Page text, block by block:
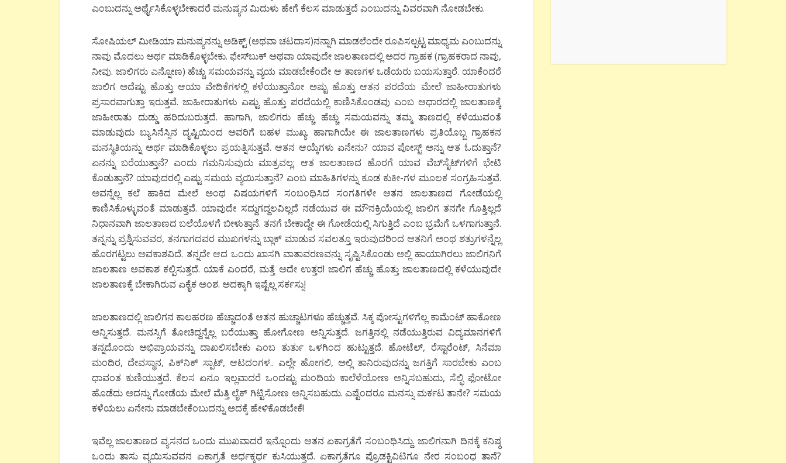
ಎಂಬುದನ್ನು ಅರ್ಥೈಸಿಕೊಳ್ಳಬೇಕಾದರೆ ಮನುಷ್ಯನ ಮಿದುಳು ಹೇಗೆ ಕೆಲಸ ಮಾಡುತ್ತದೆ ಎಂಬುದನ್ನು ವಿವರವಾಗಿ ನೋಡಬೇಕು.
ಸೋಷಿಯಲ್ ಮೀಡಿಯಾ ಮನುಷ್ಯನನ್ನು ಅಡಿಕ್ಟ್ (ಅಥವಾ ಚಟದಾಸ)ನನ್ನಾಗಿ ಮಾಡಲೆಂದೇ ರೂಪಿಸಲ್ಪಟ್ಟ ಮಾಧ್ಯಮ ಎಂಬುದನ್ನು
ನಾವು ಮೊದಲು ಅರ್ಥ ಮಾಡಿಕೊಳ್ಳಬೇಕು. ಫೇಸ್‍ಬುಕ್ ಅಥವಾ ಯಾವುದೇ ಜಾಲತಾಣದಲ್ಲಿ ಅದರ ಗ್ರಾಹಕ (ಗ್ರಾಹಕರಾದ ನಾವು,
ನೀವು. ಜಾಲಿಗರು ಎನ್ನೋಣ) ಹೆಚ್ಚು ಸಮಯವನ್ನು ವ್ಯಯ ಮಾಡಬೇಕೆಂದೇ ಆ ತಾಣಗಳ ಒಡೆಯರು ಬಯಸುತ್ತಾರೆ. ಯಾಕೆಂದರೆ
ಜಾಲಿಗ ಅದೆಷ್ಟು ಹೊತ್ತು ಆಯಾ ವೇದಿಕೆಗಳಲ್ಲಿ ಕಳೆಯುತ್ತಾನೋ ಅಷ್ಟು ಹೊತ್ತು ಆತನ ಪರದೆಯ ಮೇಲೆ ಜಾಹೀರಾತುಗಳು
ಪ್ರಸಾರವಾಗುತ್ತಾ ಇರುತ್ತವೆ. ಜಾಹೀರಾತುಗಳು ಎಷ್ಟು ಹೊತ್ತು ಪರದೆಯಲ್ಲಿ ಕಾಣಿಸಿಕೊಂಡವು ಎಂಬ ಆಧಾರದಲ್ಲಿ ಜಾಲತಾಣಕ್ಕೆ
ಜಾಹೀರಾತು ದುಡ್ಡು ಹರಿದುಬರುತ್ತದೆ. ಹಾಗಾಗಿ, ಜಾಲಿಗರು ಹೆಚ್ಚು ಹೆಚ್ಚು ಸಮಯವನ್ನು ತಮ್ಮ ತಾಣದಲ್ಲಿ ಕಳೆಯುವಂತೆ
ಮಾಡುವುದು ಬ್ಯುಸಿನೆಸ್ಸಿನ ದೃಷ್ಟಿಯಿಂದ ಅವರಿಗೆ ಬಹಳ ಮುಖ್ಯ. ಹಾಗಾಗಿಯೇ ಈ ಜಾಲತಾಣಗಳು ಪ್ರತಿಯೊಬ್ಬ ಗ್ರಾಹಕನ
ಮನಸ್ಥಿತಿಯನ್ನು ಅರ್ಥ ಮಾಡಿಕೊಳ್ಳಲು ಪ್ರಯತ್ನಿಸುತ್ತವೆ. ಆತನ ಆಯ್ಕೆಗಳು ಏನೇನು? ಯಾವ ಪೋಸ್ಟ್ ಅನ್ನು ಆತ ಓದುತ್ತಾನೆ?
ಏನನ್ನು ಬರೆಯುತ್ತಾನೆ? ಎಂದು ಗಮನಿಸುವುದು ಮಾತ್ರವಲ್ಲ; ಆತ ಜಾಲತಾಣದ ಹೊರಗೆ ಯಾವ ವೆಬ್‍ಸೈಟ್‍ಗಳಿಗೆ ಭೇಟಿ
ಕೊಡುತ್ತಾನೆ? ಯಾವುದರಲ್ಲಿ ಎಷ್ಟು ಸಮಯ ವ್ಯಯಿಸುತ್ತಾನೆ? ಎಂಬ ಮಾಹಿತಿಗಳನ್ನು ಕೂಡ ಕುಕೀ-ಗಳ ಮೂಲಕ ಸಂಗ್ರಹಿಸುತ್ತವೆ.
ಅವನ್ನೆಲ್ಲ ಕಲೆ ಹಾಕಿದ ಮೇಲೆ ಅಂಥ ವಿಷಯಗಳಿಗೆ ಸಂಬಂಧಿಸಿದ ಸಂಗತಿಗಳೇ ಆತನ ಜಾಲತಾಣದ ಗೋಡೆಯಲ್ಲಿ
ಕಾಣಿಸಿಕೊಳ್ಳುವಂತೆ ಮಾಡುತ್ತವೆ. ಯಾವುದೇ ಸದ್ದುಗದ್ದಲವಿಲ್ಲದೆ ನಡೆಯುವ ಈ ಮೌನಕ್ರಿಯೆಯಲ್ಲಿ ಜಾಲಿಗ ತನಗೇ ಗೊತ್ತಿಲ್ಲದೆ
ನಿಧಾನವಾಗಿ ಜಾಲತಾಣದ ಬಲೆಯೊಳಗೆ ಬೀಳುತ್ತಾನೆ. ತನಗೆ ಬೇಕಾದ್ದೇ ಈ ಗೋಡೆಯಲ್ಲಿ ಸಿಗುತ್ತಿದೆ ಎಂಬ ಭ್ರಮೆಗೆ ಒಳಗಾಗುತ್ತಾನೆ.
ತನ್ನನ್ನು ಪ್ರಶ್ನಿಸುವವರ, ತನಗಾಗದವರ ಮುಖಗಳನ್ನು ಬ್ಲಾಕ್ ಮಾಡುವ ಸವಲತ್ತೂ ಇರುವುದರಿಂದ ಆತನಿಗೆ ಅಂಥ ಶತ್ರುಗಳನ್ನೆಲ್ಲ
ಹೊರಗಟ್ಟಲು ಅವಕಾಶವಿದೆ. ತನ್ನದೇ ಆದ ಒಂದು ಖಾಸಗಿ ವಾತಾವರಣವನ್ನು ಸೃಷ್ಟಿಸಿಕೊಂಡು ಅಲ್ಲಿ ಹಾಯಾಗಿರಲು ಜಾಲಿಗನಿಗೆ
ಜಾಲತಾಣ ಅವಕಾಶ ಕಲ್ಪಿಸುತ್ತದೆ. ಯಾಕೆ ಎಂದರೆ, ಮತ್ತೆ ಅದೇ ಉತ್ತರ! ಜಾಲಿಗ ಹೆಚ್ಚು ಹೊತ್ತು ಜಾಲತಾಣದಲ್ಲಿ ಕಳೆಯುವುದೇ
ಜಾಲತಾಣಕ್ಕೆ ಬೇಕಾಗಿರುವ ಏಕೈಕ ಅಂಶ. ಅದಕ್ಕಾಗಿ ಇಷ್ಟೆಲ್ಲ ಸರ್ಕಸ್ಸು!
ಜಾಲತಾಣದಲ್ಲಿ ಜಾಲಿಗನ ಕಾಲಹರಣ ಹೆಚ್ಚಾದಂತೆ ಆತನ ಹುಚ್ಚಾಟಗಳೂ ಹೆಚ್ಚುತ್ತವೆ. ಸಿಕ್ಕ ಪೋಸ್ಟುಗಳಿಗೆಲ್ಲ ಕಾಮೆಂಟ್ ಹಾಕೋಣ
ಅನ್ನಿಸುತ್ತದೆ. ಮನಸ್ಸಿಗೆ ತೋಚಿದ್ದನ್ನೆಲ್ಲ ಬರೆಯುತ್ತಾ ಹೋಗೋಣ ಅನ್ನಿಸುತ್ತದೆ. ಜಗತ್ತಿನಲ್ಲಿ ನಡೆಯುತ್ತಿರುವ ವಿದ್ಯಮಾನಗಳಿಗೆ
ತನ್ನದೊಂದು ಅಭಿಪ್ರಾಯವನ್ನು ದಾಖಲಿಸಬೇಕು ಎಂಬ ತುರ್ತು ಒಳಗಿಂದ ಹುಟ್ಟುತ್ತದೆ. ಹೋಟೆಲ್, ರೆಸ್ಟಾರೆಂಟ್, ಸಿನೆಮಾ
ಮಂದಿರ, ದೇವಸ್ಥಾನ, ಪಿಕ್‍ನಿಕ್ ಸ್ಪಾಟ್, ಆಟದಂಗಳ.. ಎಲ್ಲೇ ಹೋಗಲಿ, ಅಲ್ಲಿ ತಾನಿರುವುದನ್ನು ಜಗತ್ತಿಗೆ ಸಾರಬೇಕು ಎಂಬ
ಧಾವಂತ ಕುಣಿಯುತ್ತದೆ. ಕೆಲಸ ಏನೂ ಇಲ್ಲವಾದರೆ ಒಂದಷ್ಟು ಮಂದಿಯ ಕಾಲೆಳೆಯೋಣ ಅನ್ನಿಸಬಹುದು, ಸೆಲ್ಫಿ ಫೋಟೋ
ಹೊಡೆದು ಅದನ್ನು ಗೋಡೆಯ ಮೇಲೆ ಮೆತ್ತಿ ಲೈಕ್ ಗಿಟ್ಟಿಸೋಣ ಅನ್ನಿಸಬಹುದು. ಎಷ್ಟೆಂದರೂ ಮನಸ್ಸು ಮರ್ಕಟ ತಾನೇ? ಸಮಯ
ಕಳೆಯಲು ಏನೇನು ಮಾಡಬೇಕೆಂಬುದನ್ನು ಅದಕ್ಕೆ ಹೇಳಿಕೊಡಬೇಕೆ!
ಇವೆಲ್ಲ ಜಾಲತಾಣದ ವ್ಯಸನದ ಒಂದು ಮುಖವಾದರೆ ಇನ್ನೊಂದು ಆತನ ಏಕಾಗ್ರತೆಗೆ ಸಂಬಂಧಿಸಿದ್ದು. ಜಾಲಿಗನಾಗಿ ದಿನಕ್ಕೆ ಕನಿಷ್ಠ
ಒಂದು ತಾಸು ವ್ಯಯಿಸುವವನ ಏಕಾಗ್ರತೆ ಅರ್ಧಕ್ಕರ್ಧ ಕುಸಿಯುತ್ತದೆ. ಏಕಾಗ್ರತೆಗೂ ಪ್ರೊಡಕ್ಟಿವಿಟಿಗೂ ನೇರ ಸಂಬಂಧ ತಾನೆ?